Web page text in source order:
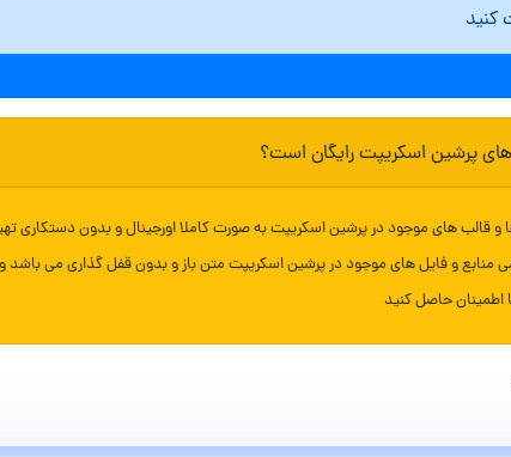
کنید
های پرشین اسکریپت رایگان است؟
و قالب های موجود در پرشین اسکریپت به صورت کاملا اورجینال و بدون دستکاری
منابع و فایل های موجود در پرشین اسکریپت متن باز و بدون قفل گذاری می باشد
حاصل کنید